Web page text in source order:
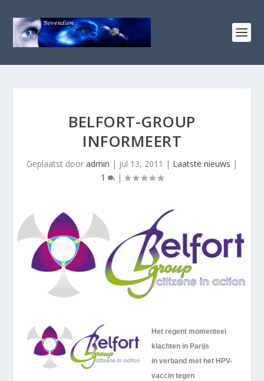
BELFORT-GROUP
INFORMEERT
Geplaatst door admin | jul 13, 2011 | Laatste nieuws |
1
|
Het regent momenteel
klachten in Parijs
in verband met het HPV-
vaccin tegen